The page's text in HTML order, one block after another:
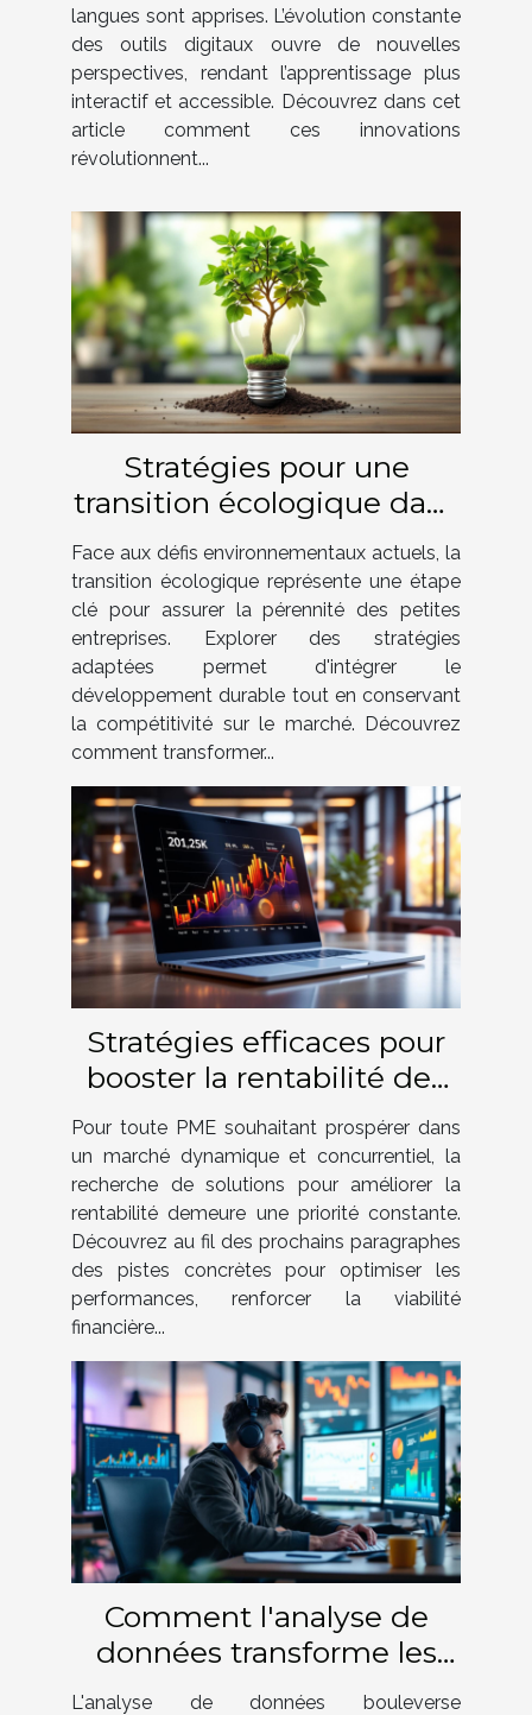
langues sont apprises. L’évolution constante
des outils digitaux ouvre de nouvelles
perspectives, rendant l’apprentissage plus
interactif et accessible. Découvrez dans cet
article comment ces innovations
révolutionnent...
Stratégies pour une
transition écologique dans
les petites entreprises
Face aux défis environnementaux actuels, la
transition écologique représente une étape
clé pour assurer la pérennité des petites
entreprises. Explorer des stratégies
adaptées permet d'intégrer le
développement durable tout en conservant
la compétitivité sur le marché. Découvrez
comment transformer...
Stratégies efficaces pour
booster la rentabilité des
PME
Pour toute PME souhaitant prospérer dans
un marché dynamique et concurrentiel, la
recherche de solutions pour améliorer la
rentabilité demeure une priorité constante.
Découvrez au fil des prochains paragraphes
des pistes concrètes pour optimiser les
performances, renforcer la viabilité
financière...
Comment l'analyse de
données transforme les
stratégies de recrutement
L'analyse de données bouleverse